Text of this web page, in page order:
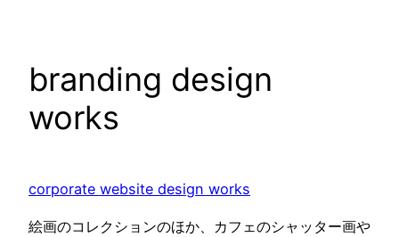
branding design
works
corporate website design works
絵画のコレクションのほか、カフェのシャッター画や